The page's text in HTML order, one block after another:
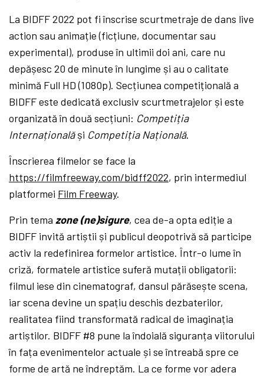
La BIDFF 2022 pot fi înscrise scurtmetraje de dans live
action sau animație (ficțiune, documentar sau
experimental), produse în ultimii doi ani, care nu
depășesc 20 de minute în lungime și au o calitate
minimă Full HD (1080p). Secțiunea competițională a
BIDFF este dedicată exclusiv scurtmetrajelor și este
organizată în două secțiuni: Competiția
Internaționalăși Competiția Națională.
Înscrierea filmelor se face la
https://filmfreeway.com/bidff2022, prin intermediul
platformei Film Freeway.
Prin temazone (ne)sigure, cea de-a opta ediție a
BIDFF invită artiștii și publicul deopotrivă să participe
activ la redefinirea formelor artistice. Într-o lume în
criză, formatele artistice suferă mutații obligatorii:
filmul iese din cinematograf, dansul părăsește scena,
iar scena devine un spațiu deschis dezbaterilor,
realitatea fiind transformată radical de imaginația
artiștilor. BIDFF #8 pune la îndoială siguranța viitorului
în fața evenimentelor actuale și se întreabă spre ce
forme de artă ne îndreptăm. La ce forme vor adera